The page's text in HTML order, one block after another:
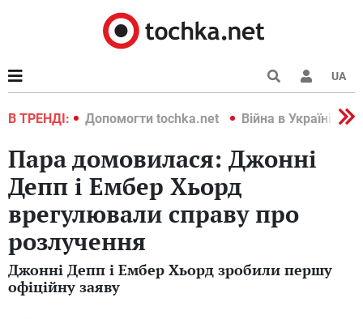
UA
В ТРЕНДІ:
2022 Допомогти tochka.net Війна в Україні 2022
Пара домовилася: Джонні
Депп і Ембер Хьорд
врегулювали справу про
розлучення
Джонні Депп і Ембер Хьорд зробили першу
офіційну заяву